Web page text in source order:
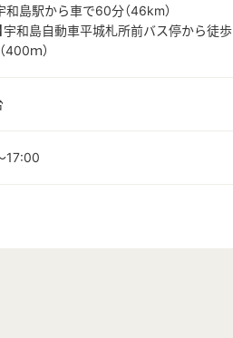
和島駅から車で60分（46km）
宇和島自動車平城札所前バス停から徒歩
400ｍ）
17:00